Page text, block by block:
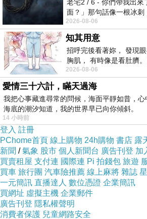
終究意志決定了去留，雖然米亞與哈
肩並肩的坐在一起，卻是分別下站。
需承擔的責任，也許並肩坐個幾站，
別下站不過是該有的結果，也許這戀
曲終人散。
老宅2 / 6 - 你們帶我出來
面？」那句話像一根冰
死盯著照片裡的人。那個
2026-08-06
知其用意
招呼完後看著妳， 發現
胸肌， 有時像是看肚臍
視線不對齊， 讓我很難不
2026-08-06
愛情三十六計，瞞天過海
我把心事藏進尋常的問候，海面平靜如昔，
海底的潮汐知道，我的世界早已向你傾斜。
14 小時前
登入 註冊
PChome首頁 線上購物 24h購物 書店 露
新聞 /氣象 股市 個人新聞台 廣告刊登 加
買賣租屋 支付連 國際連 Pi 拍錢包 旅遊
買車 旅行團 汽車險推薦 線上麻將 雜誌
一元簡訊 直播達人 數位憑證 企業簡訊
買網址 虛擬主機 企業郵件
廣告刊登 隱私權聲明
消費者保護 兒童網路安全